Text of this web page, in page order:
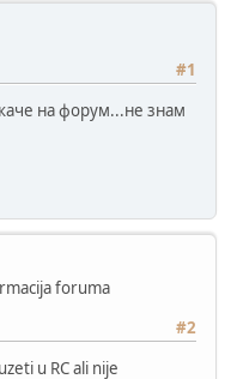
#1
на форум...не знам
foruma
#2
u RC ali nije